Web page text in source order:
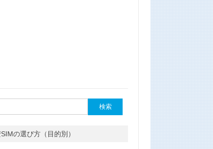
の選び方（目的別）